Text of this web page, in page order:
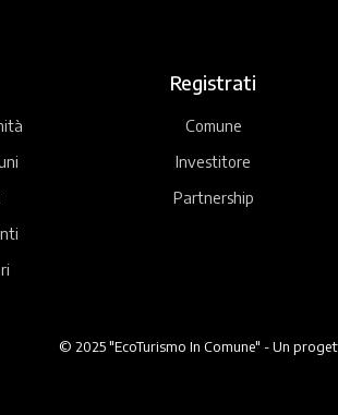
Registrati
Comune
Investitore
Partnership
© 2025 "EcoTurismo In Comune" - Un